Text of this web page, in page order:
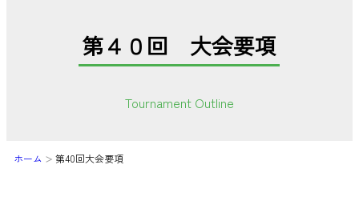
第４０回 大会要項
Tournament Outline
ホーム ＞ 第40回大会要項